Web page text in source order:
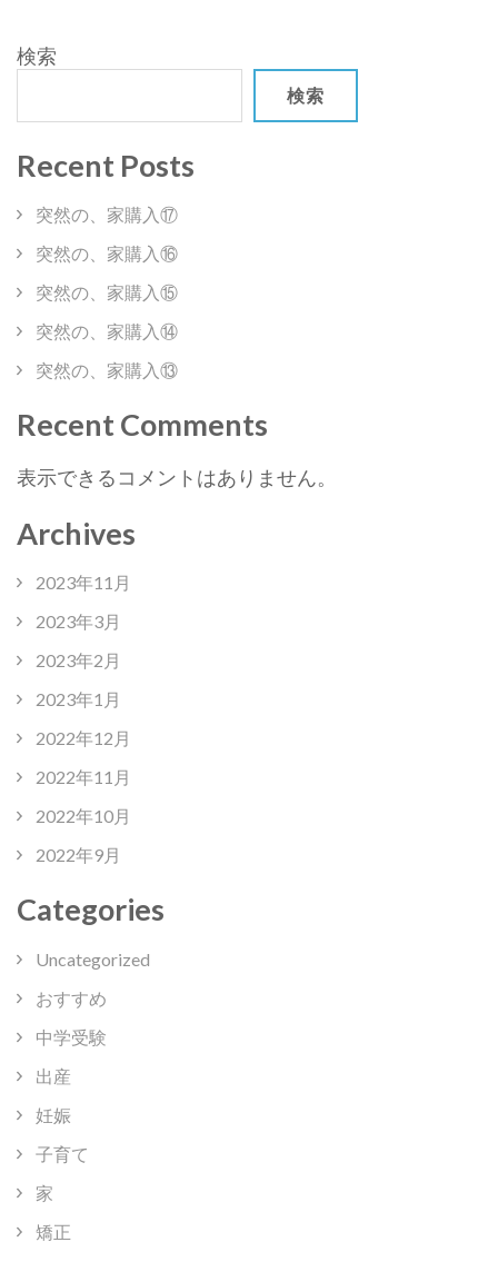
ね・・・)
検索
検索
Recent Posts
突然の、家購入⑰
突然の、家購入⑯
突然の、家購入⑮
突然の、家購入⑭
突然の、家購入⑬
Recent Comments
表示できるコメントはありません。
Archives
2023年11月
2023年3月
2023年2月
2023年1月
2022年12月
2022年11月
2022年10月
2022年9月
Categories
Uncategorized
おすすめ
中学受験
出産
妊娠
子育て
家
矯正